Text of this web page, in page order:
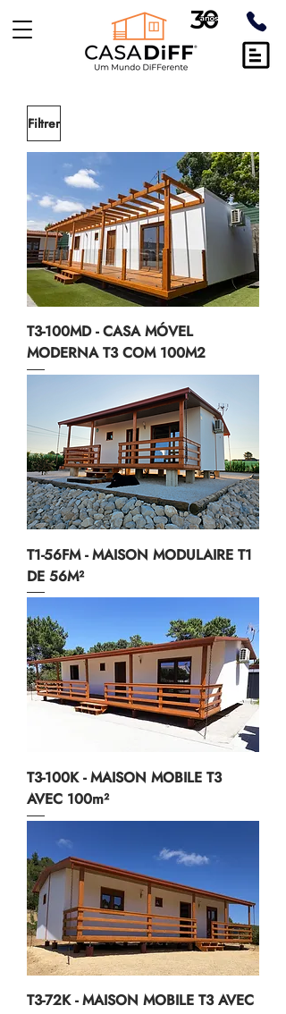
Filtrer
T3-100MD - CASA MÓVEL
MODERNA T3 COM 100M2
T1-56FM - MAISON MODULAIRE T1
DE 56M²
T3-100K - MAISON MOBILE T3
AVEC 100m²
T3-72K - MAISON MOBILE T3 AVEC